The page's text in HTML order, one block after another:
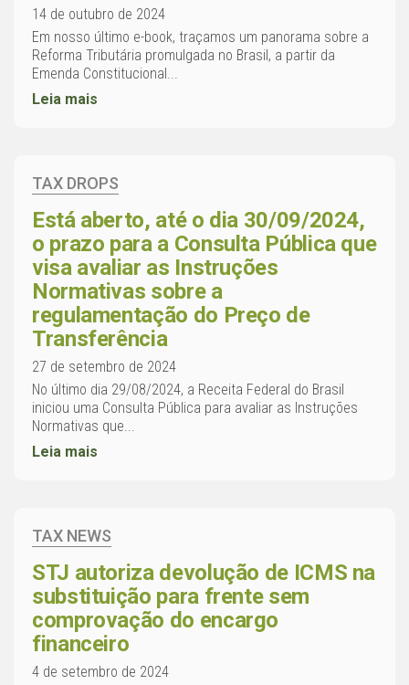
14 de outubro de 2024
Em nosso último e-book, traçamos um panorama sobre a
Reforma Tributária promulgada no Brasil, a partir da
Emenda Constitucional...
Leia mais
TAX DROPS
Está aberto, até o dia 30/09/2024,
o prazo para a Consulta Pública que
visa avaliar as Instruções
Normativas sobre a
regulamentação do Preço de
Transferência
27 de setembro de 2024
No último dia 29/08/2024, a Receita Federal do Brasil
iniciou uma Consulta Pública para avaliar as Instruções
Normativas que...
Leia mais
TAX NEWS
STJ autoriza devolução de ICMS na
substituição para frente sem
comprovação do encargo
financeiro
4 de setembro de 2024